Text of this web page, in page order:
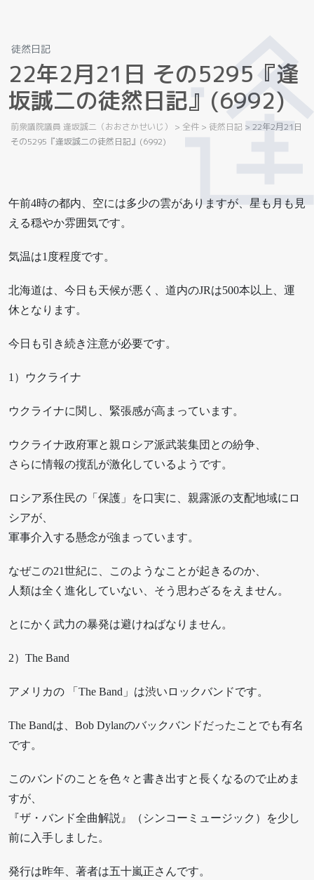
徒然日記
22年2月21 日 その5295 『逢
坂誠二の徒然日記』 (6992)
前衆議院議員 逢坂誠二（おおさかせいじ） > 全件 > 徒然日記 >22年2月21日
その5295『逢坂誠二の徒然日記』(6992)
午前4時の都内、空には多少の雲がありますが、星も月も見
える穏やか雰囲気です。
気温は1度程度です。
北海道は、今日も天候が悪く、道内のJRは500本以上、運
休となります。
今日も引き続き注意が必要です。
1）ウクライナ
ウクライナに関し、緊張感が高まっています。
ウクライナ政府軍と親ロシア派武装集団との紛争、
さらに情報の撹乱が激化しているようです。
ロシア系住民の「保護」を口実に、親露派の支配地域にロ
シアが、
軍事介入する懸念が強まっています。
なぜこの21世紀に、このようなことが起きるのか、
人類は全く進化していない、そう思わざるをえません。
とにかく武力の暴発は避けねばなりません。
2）The Band
アメリカの 「The Band」は渋いロックバンドです。
The Bandは、Bob Dylanのバックバンドだったことでも有名
です。
このバンドのことを色々と書き出すと長くなるので止めま
すが、
『ザ・バンド全曲解説』（シンコーミュージック）を少し
前に入手しました。
発行は昨年、著者は五十嵐正さんです。